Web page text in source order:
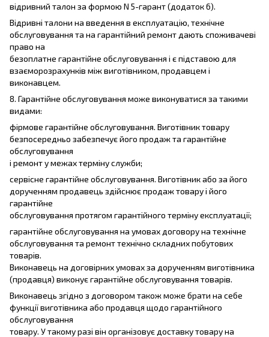
відривний талон за формою N 5-гарант (додаток 6).
Відривні талони на введення в експлуатацію, технічне
обслуговування та на гарантійний ремонт дають споживачеві
право на
безоплатне гарантійне обслуговування і є підставою для
взаєморозрахунків між виготівником, продавцем і
виконавцем.
8. Гарантійне обслуговування може виконуватися за такими
видами:
фірмове гарантійне обслуговування. Виготівник товару
безпосередньо забезпечує його продаж та гарантійне
обслуговування
і ремонт у межах терміну служби;
сервісне гарантійне обслуговування. Виготівник або за його
дорученням продавець здійснює продаж товару і його
гарантійне
обслуговування протягом гарантійного терміну експлуатації;
гарантійне обслуговування на умовах договору на технічне
обслуговування та ремонт технічно складних побутових
товарів.
Виконавець на договірних умовах за дорученням виготівника
(продавця) виконує гарантійне обслуговування товарів.
Виконавець згідно з договором також може брати на себе
функції виготівника або продавця щодо гарантійного
обслуговування
товару. У такому разі він організовує доставку товару на